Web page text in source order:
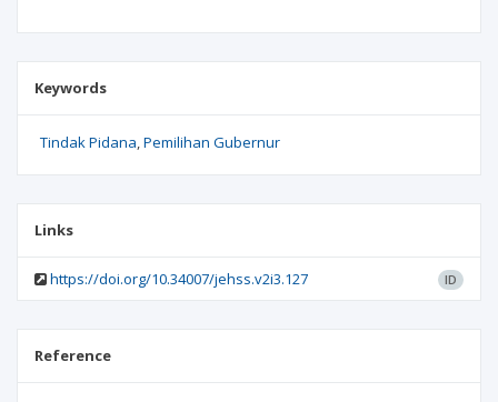
Keywords
Tindak Pidana Pemilihan Gubernur
Links
https://doi.org/10.34007/jehss.v2i3.127 ID
Reference